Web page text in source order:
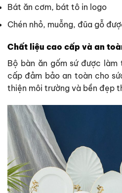
Bát ăn cơm, bát tô in logo
Chén nhỏ, muỗng, đũa gỗ
Chất liệu cao cấp và an
Bộ bàn ăn gốm sứ được
cấp đảm bảo an toàn cho
thiện môi trường và bền đẹp